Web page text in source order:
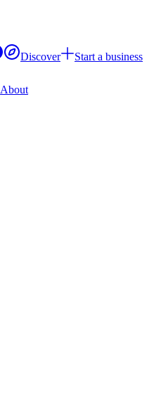
Discover
Start a business
About